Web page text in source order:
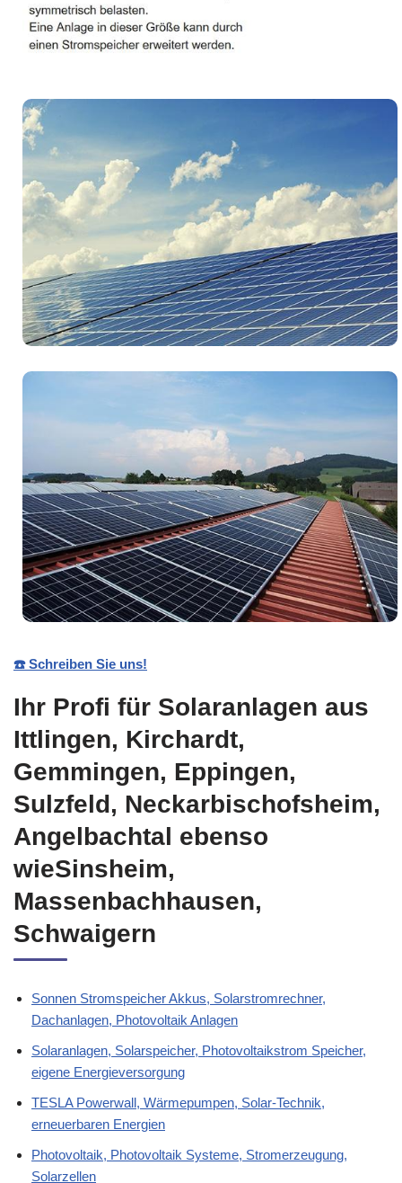
☎️ Schreiben Sie uns!
Ihr Profi für Solaranlagen aus
Ittlingen, Kirchardt,
Gemmingen, Eppingen,
Sulzfeld, Neckarbischofsheim,
Angelbachtal ebenso
wieSinsheim,
Massenbachhausen,
Schwaigern
Sonnen Stromspeicher Akkus, Solarstromrechner,
Dachanlagen, Photovoltaik Anlagen
Solaranlagen, Solarspeicher, Photovoltaikstrom Speicher,
eigene Energieversorgung
TESLA Powerwall, Wärmepumpen, Solar-Technik,
erneuerbaren Energien
Photovoltaik, Photovoltaik Systeme, Stromerzeugung,
Solarzellen